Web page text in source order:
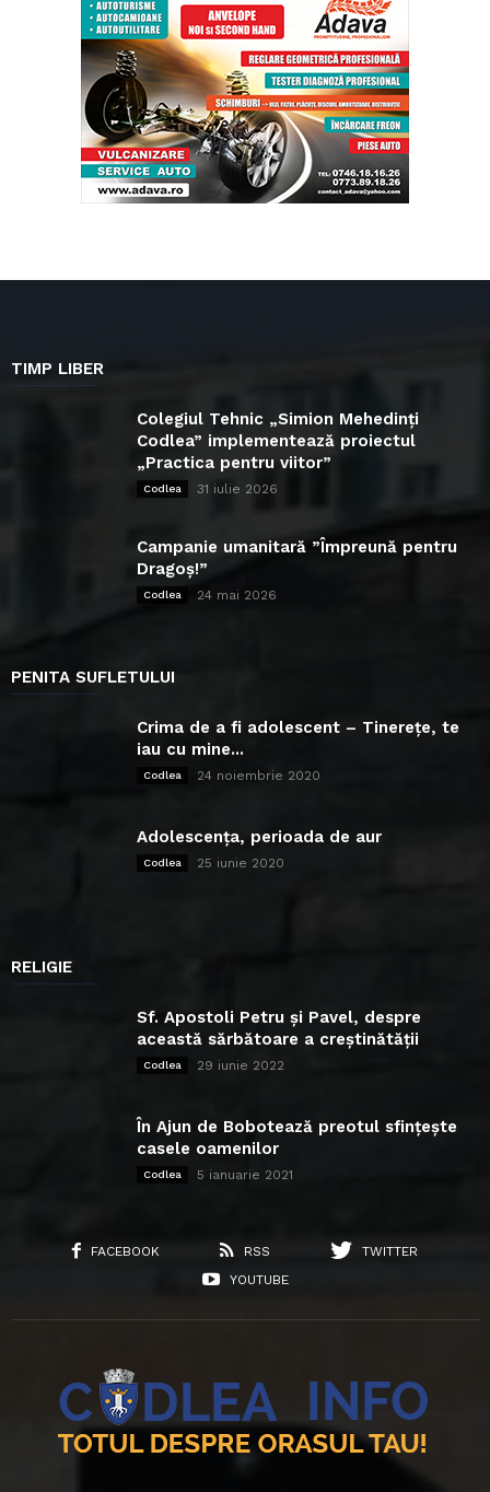
TIMP LIBER
Colegiul Tehnic „Simion Mehedinți
Codlea” implementează proiectul
„Practica pentru viitor”
Codlea 31 iulie 2026
Campanie umanitară ”Împreună pentru
Dragoș!”
Codlea 24 mai 2026
PENITA SUFLETULUI
Crima de a fi adolescent – Tinerețe, te
iau cu mine...
Codlea 24 noiembrie 2020
Adolescența, perioada de aur
Codlea 25 iunie 2020
RELIGIE
Sf. Apostoli Petru și Pavel, despre
această sărbătoare a creștinătății
Codlea 29 iunie 2022
În Ajun de Bobotează preotul sfințește
casele oamenilor
Codlea 5 ianuarie 2021
FACEBOOK RSS
TWITTER
YOUTUBE